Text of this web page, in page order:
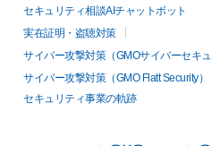
セキュリティ相談AIチャットボット
実在証明・盗聴対策
サイバー攻撃対策（GMOサイバーセキュ
サイバー攻撃対策（GMO Flatt Security）
セキュリティ事業の軌跡